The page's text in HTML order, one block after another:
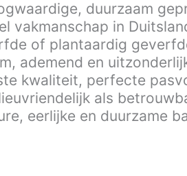
duurzaam
vakmanschap in
of plantaardig
ademend en
kwaliteit, perfecte
als
eerlijke en duurzame